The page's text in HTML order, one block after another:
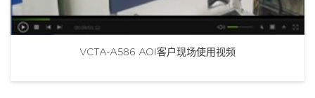
VCTA-A586 AOI客户现场使用视频